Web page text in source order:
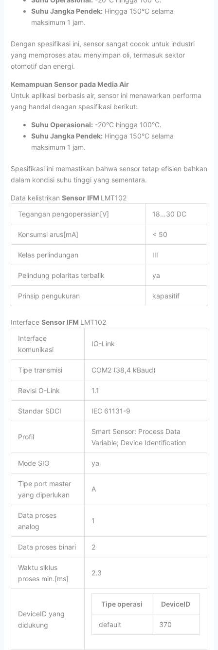
Suhu Jangka Pendek: Hingga 150°C selama
maksimum 1 jam.
Dengan spesifikasi ini, sensor sangat cocok untuk industri
yang memproses atau menyimpan oli, termasuk sektor
otomotif dan energi.
Kemampuan Sensor pada Media Air
Untuk aplikasi berbasis air, sensor ini menawarkan performa
yang handal dengan spesifikasi berikut:
Suhu Operasional: -20°C hingga 100°C.
Suhu Jangka Pendek: Hingga 150°C selama
maksimum 1 jam.
Spesifikasi ini memastikan bahwa sensor tetap efisien bahkan
dalam kondisi suhu tinggi yang sementara.
Data kelistrikan Sensor IFM LMT102
Tegangan pengoperasian[V] 18…30 DC
Konsumsi arus[mA] < 50
Kelas perlindungan III
Pelindung polaritas terbalik ya
Prinsip pengukuran kapasitif
Interface Sensor IFM LMT102
Interface
komunikasi
IO-Link
Tipe transmisi COM2 (38,4 kBaud)
Revisi O-Link 1.1
Standar SDCI IEC 61131-9
Profil
Smart Sensor: Process Data
Variable; Device Identification
Mode SIO ya
Tipe port master
yang diperlukan
A
Data proses
analog
1
Data proses binari 2
Waktu siklus
proses min.[ms]
2.3
DeviceID yang
didukung
Tipe operasi DeviceID
default 370